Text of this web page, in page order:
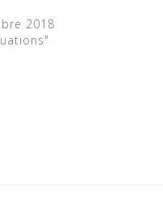
2018